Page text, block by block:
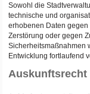
Sowohl die
technische und
erhobenen Daten
Zerstörung oder gegen
Sicherheitsmaßnahmen
Entwicklung fortlaufend
Auskunftsrecht